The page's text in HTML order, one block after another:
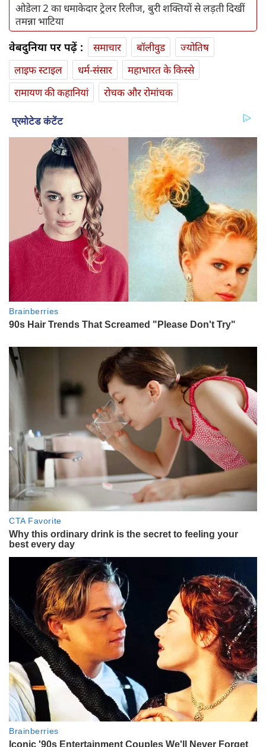
ओडेला 2 का धमाकेदार ट्रेलर रिलीज, बुरी शक्तियों से लड़ती दिखीं
तमन्ना भाटिया
वेबदुनिया पर पढ़ें : समाचार बॉलीवुड
ज्योतिष
लाइफ स्‍टाइल
धर्म-संसार
महाभारत के किस्से
रामायण की कहानियां
रोचक और रोमांचक